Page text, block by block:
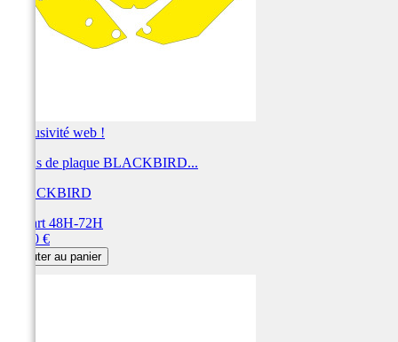
Exclusivité web !
Fonds de plaque BLACKBIRD...
BLACKBIRD
Départ 48H-72H
28,80 €
Ajouter au panier